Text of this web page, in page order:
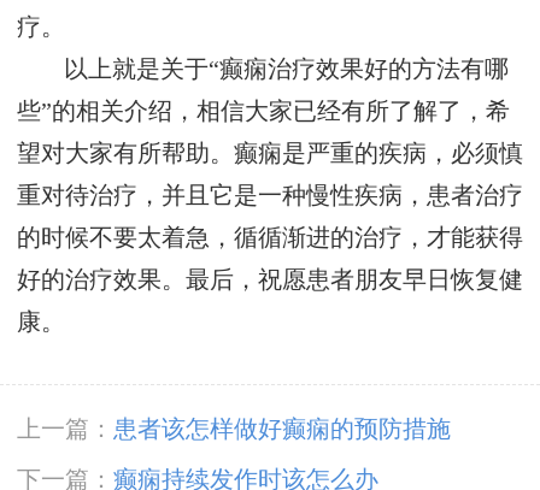
疗。
以上就是关于“癫痫治疗效果好的方法有哪
些”的相关介绍，相信大家已经有所了解了，希
望对大家有所帮助。癫痫是严重的疾病，必须慎
重对待治疗，并且它是一种慢性疾病，患者治疗
的时候不要太着急，循循渐进的治疗，才能获得
好的治疗效果。最后，祝愿患者朋友早日恢复健
康。
上一篇： 患者该怎样做好癫痫的预防措施
下一篇： 癫痫持续发作时该怎么办